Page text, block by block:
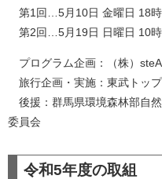
第1回…5月10日 金曜日 18
第2回…5月19日 日曜日 10
プログラム企画：（株）
旅行企画・実施：東武トッ
後援：群馬県環境森林部自
委員会
令和5年度の取組